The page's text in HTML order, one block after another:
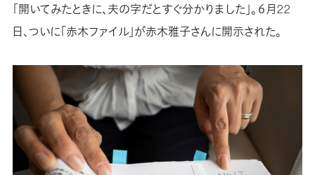
「開いてみたときに、夫の字だとすぐ分かりました」。６月22
日、ついに「赤木ファイル」が赤木雅子さんに開示された。